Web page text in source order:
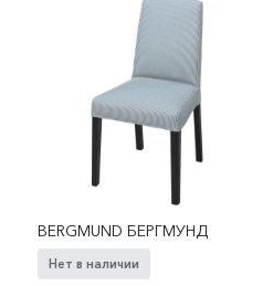
BERGMUND БЕРГМУНД
Нет в наличии